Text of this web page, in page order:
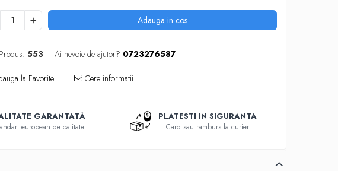
Adauga in cos
553 Ai nevoie de ajutor? 0723276587
la Favorite Cere informatii
GARANTATĂ
european de calitate
PLATESTI IN SIGURANTA
Card sau ramburs la curier